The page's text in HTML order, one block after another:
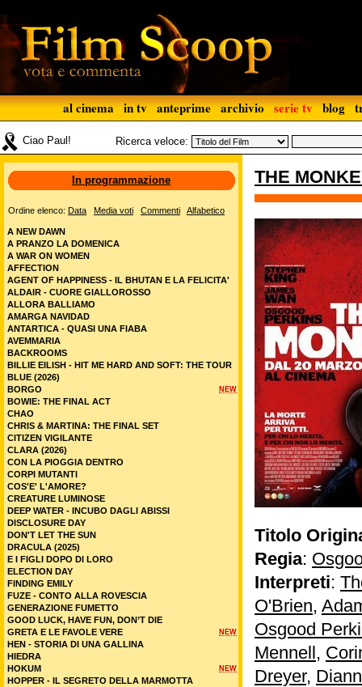
al cinema in tv anteprime archivio serie tv blog
Ciao Paul! Ricerca veloce:
THE
Titolo
Regia:
Interpreti:
O'Brien,
Osgood
Mennell,
Dreyer,
In programmazione
Ordine elenco: Data Media voti Commenti Alfabetico
A NEW DAWN
A PRANZO LA DOMENICA
A WAR ON WOMEN
AFFECTION
AGENT OF HAPPINESS - IL BHUTAN E LA FELICITA'
ALDAIR - CUORE GIALLOROSSO
ALLORA BALLIAMO
AMARGA NAVIDAD
ANTARTICA - QUASI UNA FIABA
AVEMMARIA
BACKROOMS
BILLIE EILISH - HIT ME HARD AND SOFT: THE TOUR
BLUE (2026)
NEW
BORGO
BOWIE: THE FINAL ACT
CHAO
CHRIS & MARTINA: THE FINAL SET
CITIZEN VIGILANTE
CLARA (2026)
CON LA PIOGGIA DENTRO
CORPI MUTANTI
COS'E' L'AMORE?
CREATURE LUMINOSE
DEEP WATER - INCUBO DAGLI ABISSI
DISCLOSURE DAY
DON'T LET THE SUN
DRACULA (2025)
E I FIGLI DOPO DI LORO
ELECTION DAY
FINDING EMILY
FUZE - CONTO ALLA ROVESCIA
GENERAZIONE FUMETTO
GOOD LUCK, HAVE FUN, DON’T DIE
NEW
GRETA E LE FAVOLE VERE
HEN - STORIA DI UNA GALLINA
HIEDRA
NEW
HOKUM
HOPPER - IL SEGRETO DELLA MARMOTTA